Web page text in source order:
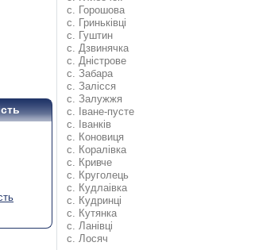
с. Горошова
с. Гриньківці
с. Гуштин
с. Дзвинячка
с. Дністрове
с. Забара
с. Залісся
с. Залужжя
с. Іване-пусте
с. Іванків
с. Коновиця
с. Коралівка
с. Кривче
с. Круголець
с. Кудлаівка
с. Кудринці
с. Кутянка
с. Ланівці
с. Лосяч